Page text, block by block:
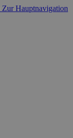
Zur Hauptnavigation